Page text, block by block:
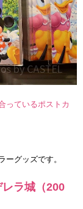
っているポストカ
グッズです。
ラ城（200